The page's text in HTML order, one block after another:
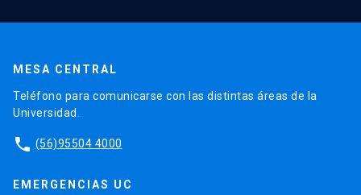
MESA CENTRAL
Teléfono para comunicarse con las distintas áreas de la
Universidad.
phone (56)95504 4000
EMERGENCIAS UC